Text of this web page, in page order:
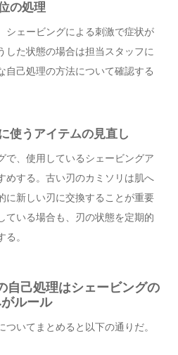
の処理
シェービングによる刺激で症状が
した状態の場合は担当スタッフに
自己処理の方法について確認する
使うアイテムの見直し
で、使用しているシェービングア
めする。古い刃のカミソリは肌へ
に新しい刃に交換することが重要
ている場合も、刃の状態を定期的
。
自己処理はシェービングの
ルール
いてまとめると以下の通りだ。